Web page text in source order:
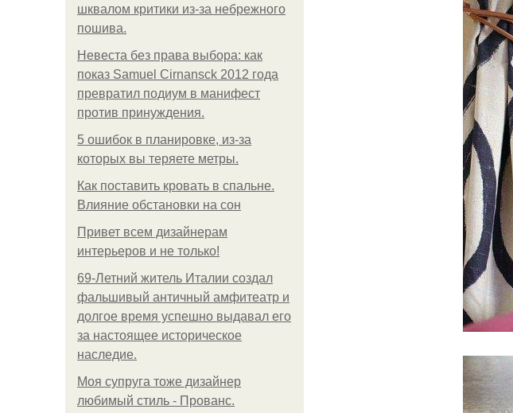
шквалом критики из-за небрежного
пошива.
Невеста без права выбора: как
показ Samuel Cirnansck 2012 года
превратил подиум в манифест
против принуждения.
5 ошибок в планировке, из-за
которых вы теряете метры.
Как поставить кровать в спальне.
Влияние обстановки на сон
Привет всем дизайнерам
интерьеров и не только!
69-Летний житель Италии создал
фальшивый античный амфитеатр и
долгое время успешно выдавал его
за настоящее историческое
наследие.
Моя супруга тоже дизайнер
любимый стиль - Прованс.